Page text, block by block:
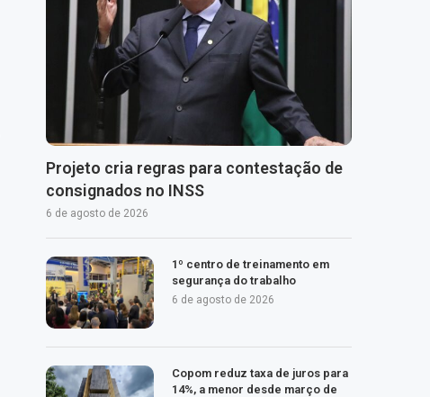
Projeto cria regras para contestação de
consignados no INSS
6 de agosto de 2026
1º centro de treinamento em
segurança do trabalho
6 de agosto de 2026
Copom reduz taxa de juros para
14%, a menor desde março de